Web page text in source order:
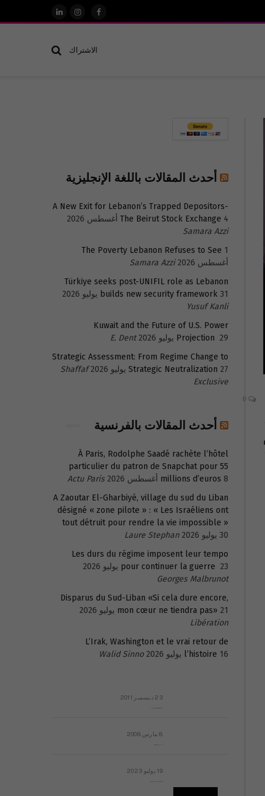
فيسبوكالانستغرام
لينكدإن
الاشتراك
أحدث المقالات باللغة الإنجليزية
A New Exit for Lebanon’s Trapped Depositors-
The Beirut Stock Exchange 4 أغسطس 2026
Samara Azzi
The Poverty Lebanon Refuses to See 1
أغسطس 2026
Samara Azzi
Türkiye seeks post-UNIFIL role as Lebanon
builds new security framework 31 يوليو 2026
Yusuf Kanli
Kuwait and the Future of U.S. Power
Projection 29 يوليو 2026
E. Dent
Strategic Assessment: From Regime Change to
Strategic Neutralization 27 يوليو 2026
Shaffaf
Exclusive
أحدث المقالات بالفرنسية
À Paris, Rodolphe Saadé rachète l’hôtel
particulier du patron de Snapchat pour 55
millions d’euros 8 أغسطس 2026
Actu Paris
A Zaoutar El-Gharbiyé, village du sud du Liban
désigné « zone pilote » : « Les Israéliens ont
tout détruit pour rendre la vie impossible »
30 يوليو 2026
Laure Stephan
Les durs du régime imposent leur tempo
pour continuer la guerre 23 يوليو 2026
Georges Malbrunot
Disparus du Sud-Liban «Si cela dure encore,
mon cœur ne tiendra pas» 21 يوليو 2026
Libération
L’Irak, Washington et le vrai retour de
l’histoire 16 يوليو 2026 Walid Sinno
23 ديسمبر 2011
8 مارس 2008
19 يوليو 2023